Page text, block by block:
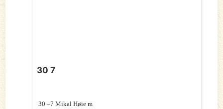
30 7
30 –7 Mikal Høie m